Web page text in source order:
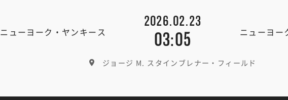
ニューヨーク・ヤンキース
2026.02.23
03:05 ニューヨー
ジョージ M. スタインブレナー・フィールド